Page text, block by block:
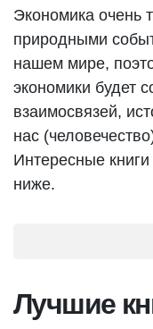
Экономика очень
природными
нашем мире,
экономики будет
взаимосвязей,
нас
Интересные
ниже.
Лучшие